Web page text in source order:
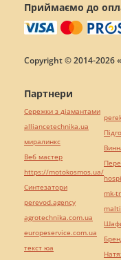
Приймаємо до
Copyright © 2014-2026
Партнери
Сережки з діамантами
alliancetechnika.ua
миралинкс
Веб мастер
https://motokosmos.ua/
Синтезатори
perevod.agency
agrotechnika.com.ua
europeservice.com.ua
текст юа
mk-